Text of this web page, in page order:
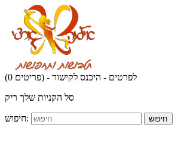
(0 פריטים) - לפרטים - היכנס לקישור
סל הקניות שלך ריק
חיפוש: חיפוש